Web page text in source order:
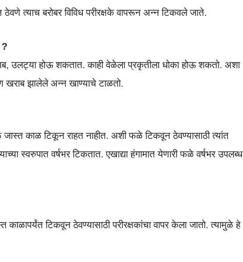
त्याच बरोबर विविध परीरक्षके वापरून अन्न टिकवले जाते.
?
उलट्या होऊ शकतात. काही वेळेला प्रकृतीला धोका होऊ शकतो. अशा
झालेले अन्न खाण्याचे टाळतो.
जास्त काळ टिकून राहत नाहीत. अशी फळे टिकवून ठेवण्यासाठी त्यांत
स्वरुपात वर्षभर टिकतात. एखाद्या हंगामात येणारी फळे वर्षभर उपलब्ध
टिकवून ठेवण्यासाठी परीरक्षकांचा वापर केला जातो. त्यामुळे हे